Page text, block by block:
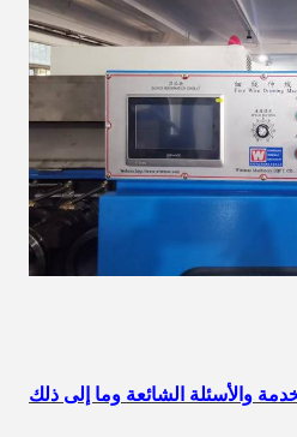
والأسئلة الشائعة وما إلى ذلك